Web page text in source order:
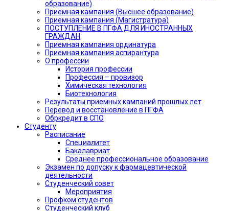
образование)
Приемная кампания (Высшее образование)
Приемная кампания (Магистратура)
ПОСТУПЛЕНИЕ В ПГФА ДЛЯ ИНОСТРАННЫХ
ГРАЖДАН
Приемная кампания ординатура
Приемная кампания аспирантура
О профессии
История профессии
Профессия – провизор
Химическая технология
Биотехнология
Результаты приемных кампаний прошлых лет
Перевод и восстановление в ПГФА
Обркредит в СПО
Студенту
Расписание
Специалитет
Бакалавриат
Среднее профессиональное образование
Экзамен по допуску к фармацевтической
деятельности
Студенческий совет
Мероприятия
Профком студентов
Студенческий клуб